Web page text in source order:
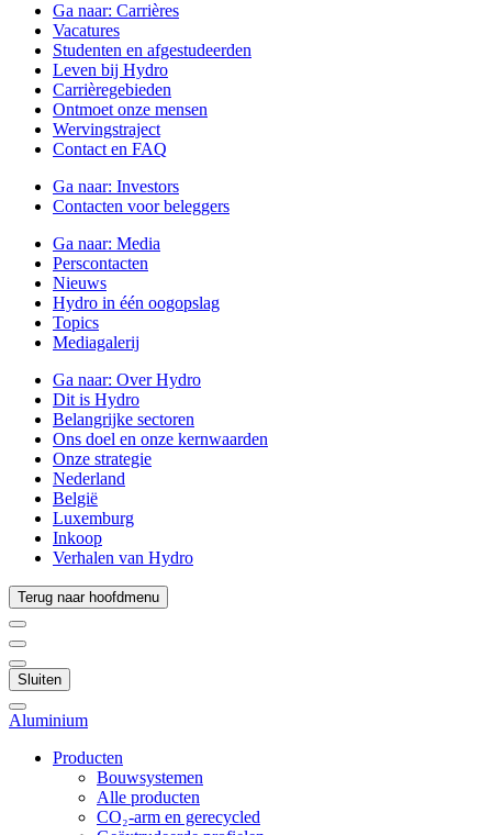
Ga naar: Carrières
Vacatures
Studenten en afgestudeerden
Leven bij Hydro
Carrièregebieden
Ontmoet onze mensen
Wervingstraject
Contact en FAQ
Ga naar: Investors
Contacten voor beleggers
Ga naar: Media
Perscontacten
Nieuws
Hydro in één oogopslag
Topics
Mediagalerij
Ga naar: Over Hydro
Dit is Hydro
Belangrijke sectoren
Ons doel en onze kernwaarden
Onze strategie
Nederland
België
Luxemburg
Inkoop
Verhalen van Hydro
Terug naar hoofdmenu
Sluiten
Aluminium
Producten
Bouwsystemen
Alle producten
CO₂-arm en gerecycled